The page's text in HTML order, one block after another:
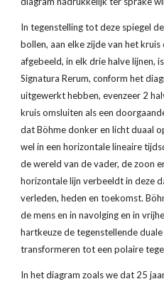
In tegenstelling tot deze spiegel
bollen, aan elke zijde van het
afgebeeld, in elk drie halve lijnen,
Signatura Rerum, conform het
uitgewerkt hebben, evenzeer 2
kruis omsluiten als een
dat Böhme donker en licht duaal
wel in een horizontale lineaire
de wereld van de vader, de zoon
horizontale lijn verbeeldt in deze
verleden, heden en toekomst.
de mens en in navolging en in
hartkeuze de tegenstellende
transformeren tot een polaire
In het diagram zoals we dat 25